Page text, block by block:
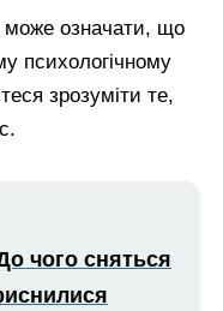
може означати, що
психологічному
зрозуміти те,
чого сняться